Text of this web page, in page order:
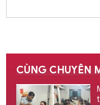
CÙNG CHUYÊN